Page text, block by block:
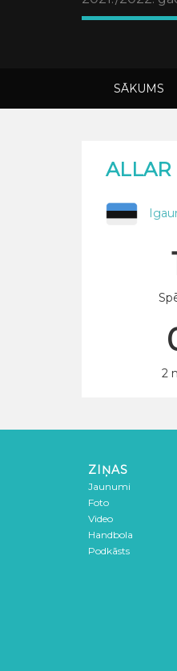
SĀKUMS
ALLAR
2
ZIŅAS
Jaunumi
Foto
Video
Handbola
Podkāsts